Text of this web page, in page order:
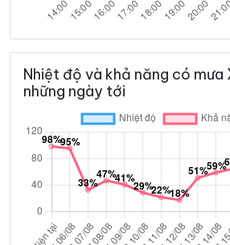
Nhiệt độ và khả năng có mưa
những ngày tới